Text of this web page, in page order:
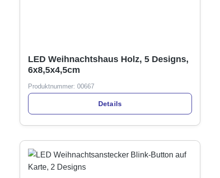
LED Weihnachtshaus Holz, 5 Designs,
6x8,5x4,5cm
Produktnummer: 00667
Details